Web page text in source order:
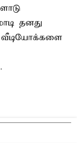
தனது
வீடியோக்களை